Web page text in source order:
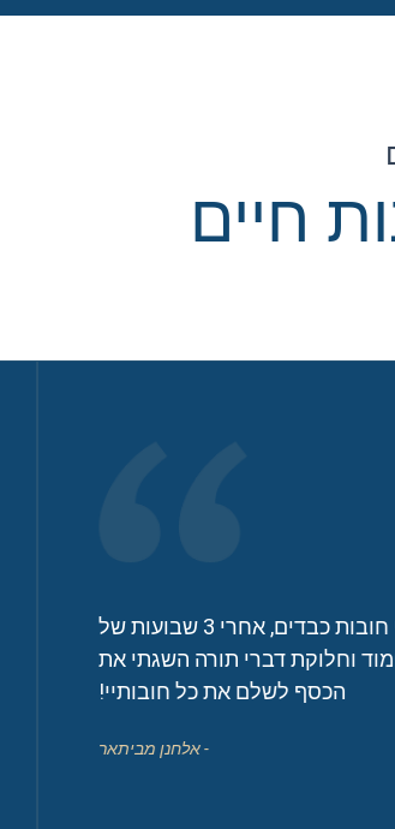
חיים
היו לי חובות כבדים, אחרי 3 שבועות של
תורה השגתי את
כל חובותיי!
במשך
מה